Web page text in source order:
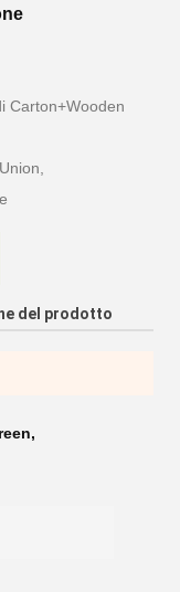
Carton+Wooden
del prodotto
,